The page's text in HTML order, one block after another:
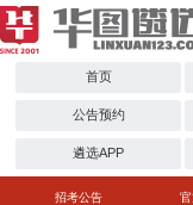
首页
公告预约
遴选APP
招考公告